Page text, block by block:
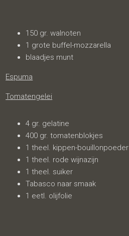
150 gr. walnoten
1 grote buffel-mozzarella
blaadjes munt
Espuma
Tomatengelei
4 gr. gelatine
400 gr. tomatenblokjes
1 theel. kippen-bouillonpoeder
1 theel. rode wijnazijn
1 theel. suiker
Tabasco naar smaak
1 eetl. olijfolie